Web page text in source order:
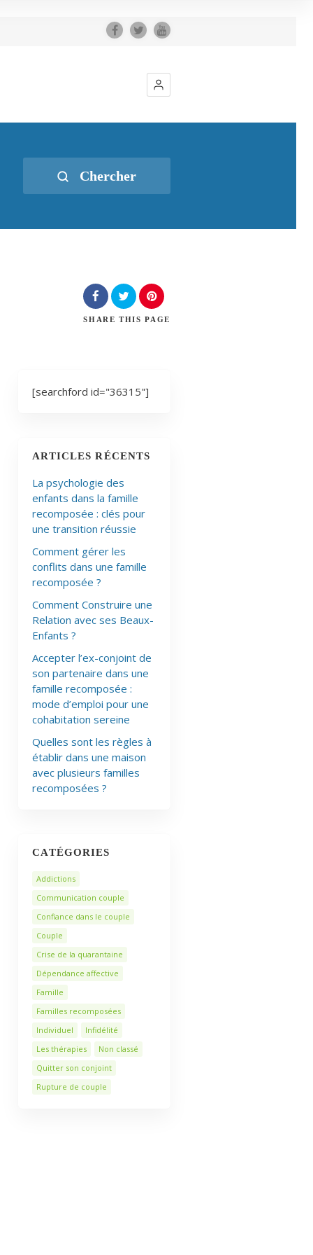
Chercher
SHARE THIS PAGE
[searchford id="36315"]
ARTICLES RÉCENTS
La psychologie des
enfants dans la famille
recomposée : clés pour
une transition réussie
Comment gérer les
conflits dans une famille
recomposée ?
Comment Construire une
Relation avec ses Beaux-
Enfants ?
Accepter l’ex-conjoint de
son partenaire dans une
famille recomposée :
mode d’emploi pour une
cohabitation sereine
Quelles sont les règles à
établir dans une maison
avec plusieurs familles
recomposées ?
CATÉGORIES
Addictions
Communication couple
Confiance dans le couple
Couple
Crise de la quarantaine
Dépendance affective
Famille
Familles recomposées
Individuel
Infidélité
Les thérapies
Non classé
Quitter son conjoint
Rupture de couple